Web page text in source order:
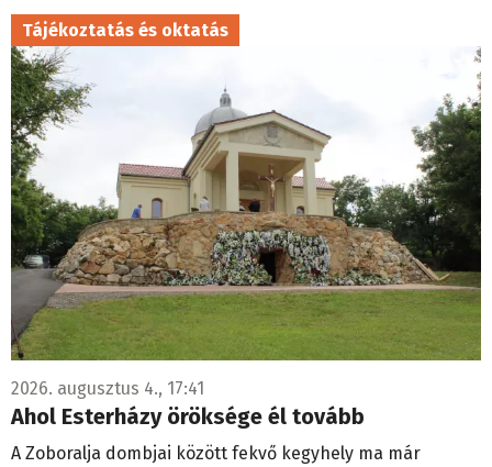
Tájékoztatás és oktatás
2026. augusztus 4., 17:41
Ahol Esterházy öröksége él tovább
A Zoboralja dombjai között fekvő kegyhely ma már